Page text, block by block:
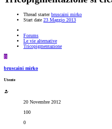
Thread starter bruscaini mirko
Start date 23 Maggio 2013
Forums
Le vie alternative
Tricopigmentazione
B
bruscaini mirko
Utente
20 Novembre 2012
100
0